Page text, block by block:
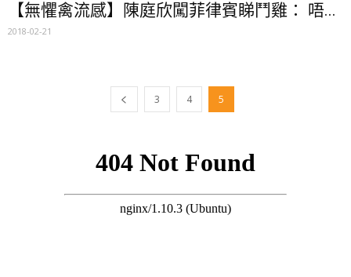
【無懼禽流感】陳庭欣闖菲律賓睇鬥雞： 唔...
2018-02-21
3 4 5